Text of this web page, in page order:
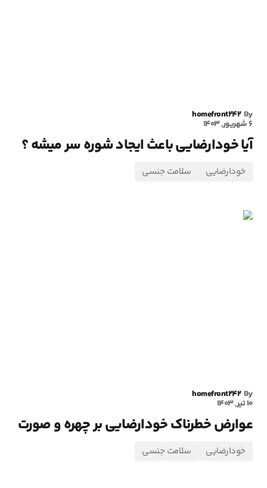
By
homefront242
6 شهریور, 1403
آیا خودارضایی باعث ایجاد شوره سر میشه ؟
خودارضایی سلامت جنسی
By
homefront242
10 تیر, 1403
عوارض خطرناک خودارضایی بر چهره و صورت
خودارضایی سلامت جنسی